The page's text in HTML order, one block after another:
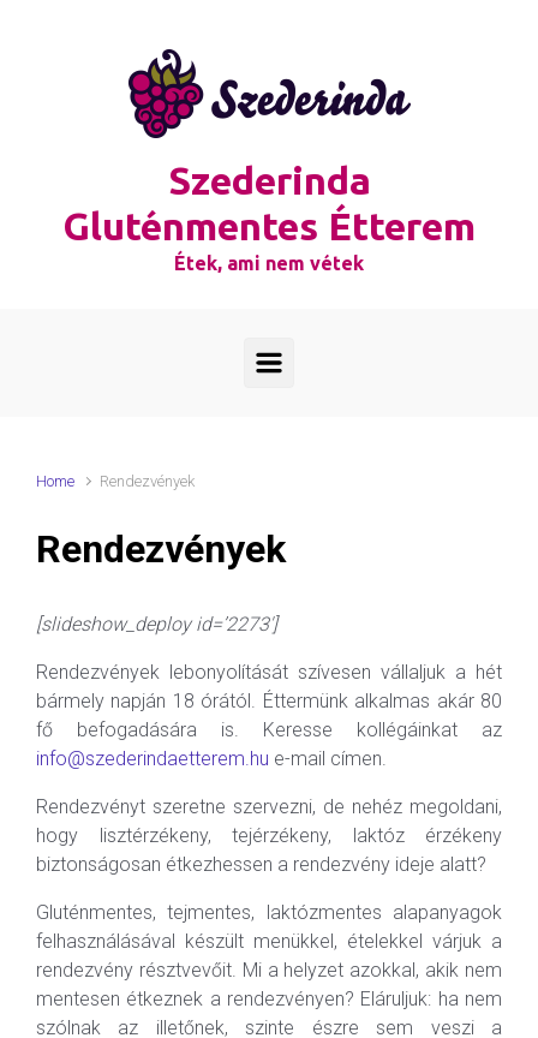
Szederinda
Gluténmentes Étterem
Étek, ami nem vétek
Home Rendezvények
Rendezvények
[slideshow_deploy id=’2273′]
Rendezvények lebonyolítását szívesen vállaljuk a hét
bármely napján 18 órától. Éttermünk alkalmas akár 80
fő befogadására is. Keresse kollégáinkat az
info@szederindaetterem.hu e-mail címen.
Rendezvényt szeretne szervezni, de nehéz megoldani,
hogy lisztérzékeny, tejérzékeny, laktóz érzékeny
biztonságosan étkezhessen a rendezvény ideje alatt?
Gluténmentes, tejmentes, laktózmentes alapanyagok
felhasználásával készült menükkel, ételekkel várjuk a
rendezvény résztvevőit. Mi a helyzet azokkal, akik nem
mentesen étkeznek a rendezvényen? Eláruljuk: ha nem
szólnak az illetőnek, szinte észre sem veszi a